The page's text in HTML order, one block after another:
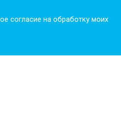
согласие на обработку моих